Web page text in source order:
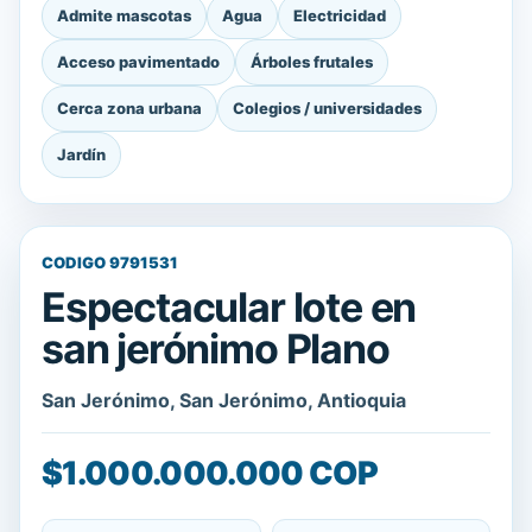
Admite mascotas Agua Electricidad
Acceso pavimentado Árboles frutales
Cerca zona urbana Colegios / universidades
Jardín
CODIGO 9791531
Espectacular lote en
san jerónimo Plano
San Jerónimo, San Jerónimo, Antioquia
$1.000.000.000 COP